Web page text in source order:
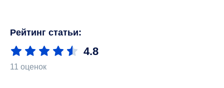
Рейтинг статьи:
4.8
11 оценок